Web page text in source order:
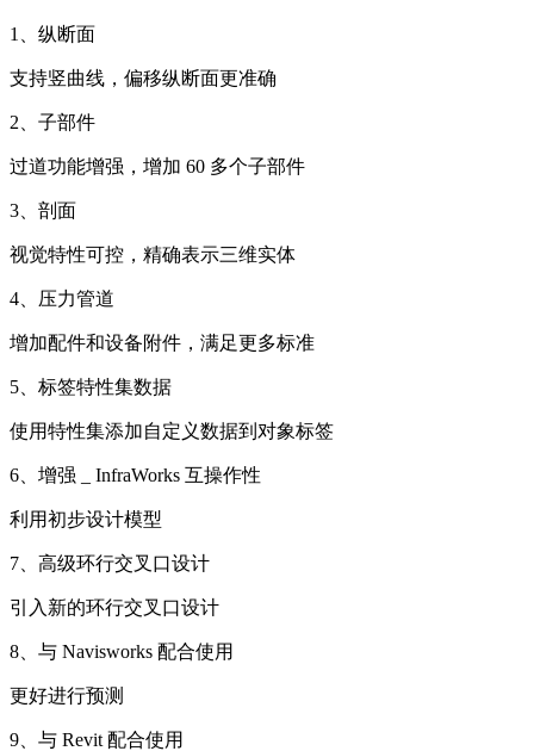
1、纵断面
支持竖曲线，偏移纵断面更准确
2、子部件
过道功能增强，增加 60 多个子部件
3、剖面
视觉特性可控，精确表示三维实体
4、压力管道
增加配件和设备附件，满足更多标准
5、标签特性集数据
使用特性集添加自定义数据到对象标签
6、增强 _ InfraWorks 互操作性
利用初步设计模型
7、高级环行交叉口设计
引入新的环行交叉口设计
8、与 Navisworks 配合使用
更好进行预测
9、与 Revit 配合使用